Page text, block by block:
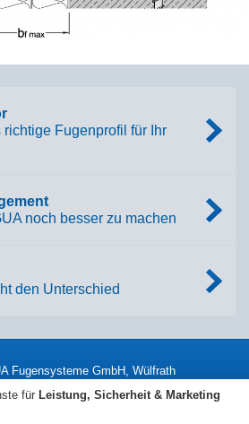
Fugenprofil für Ihr
noch besser zu machen
den Unterschied
Fugensysteme GmbH, Wülfrath
für Leistung, Sicherheit & Marketing